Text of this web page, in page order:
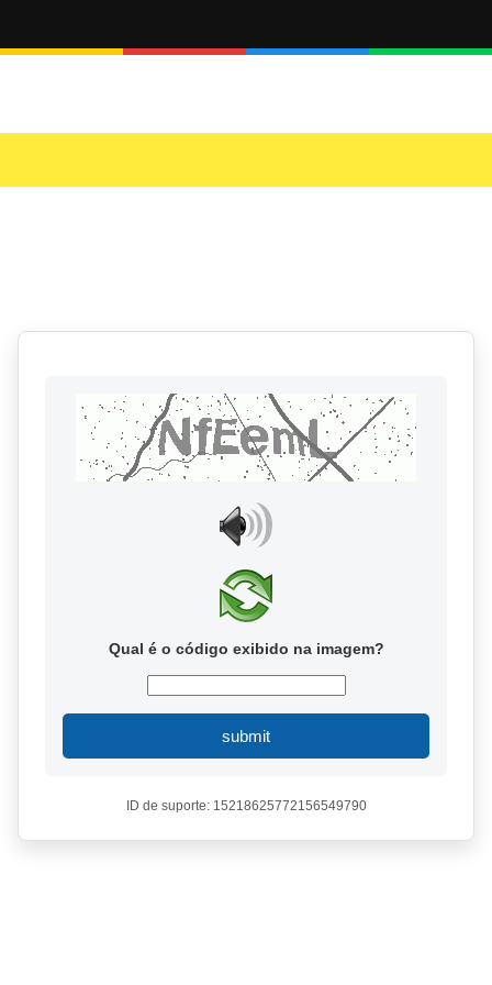
Qual é o código exibido na imagem?
submit
ID de suporte: 15218625772156549790